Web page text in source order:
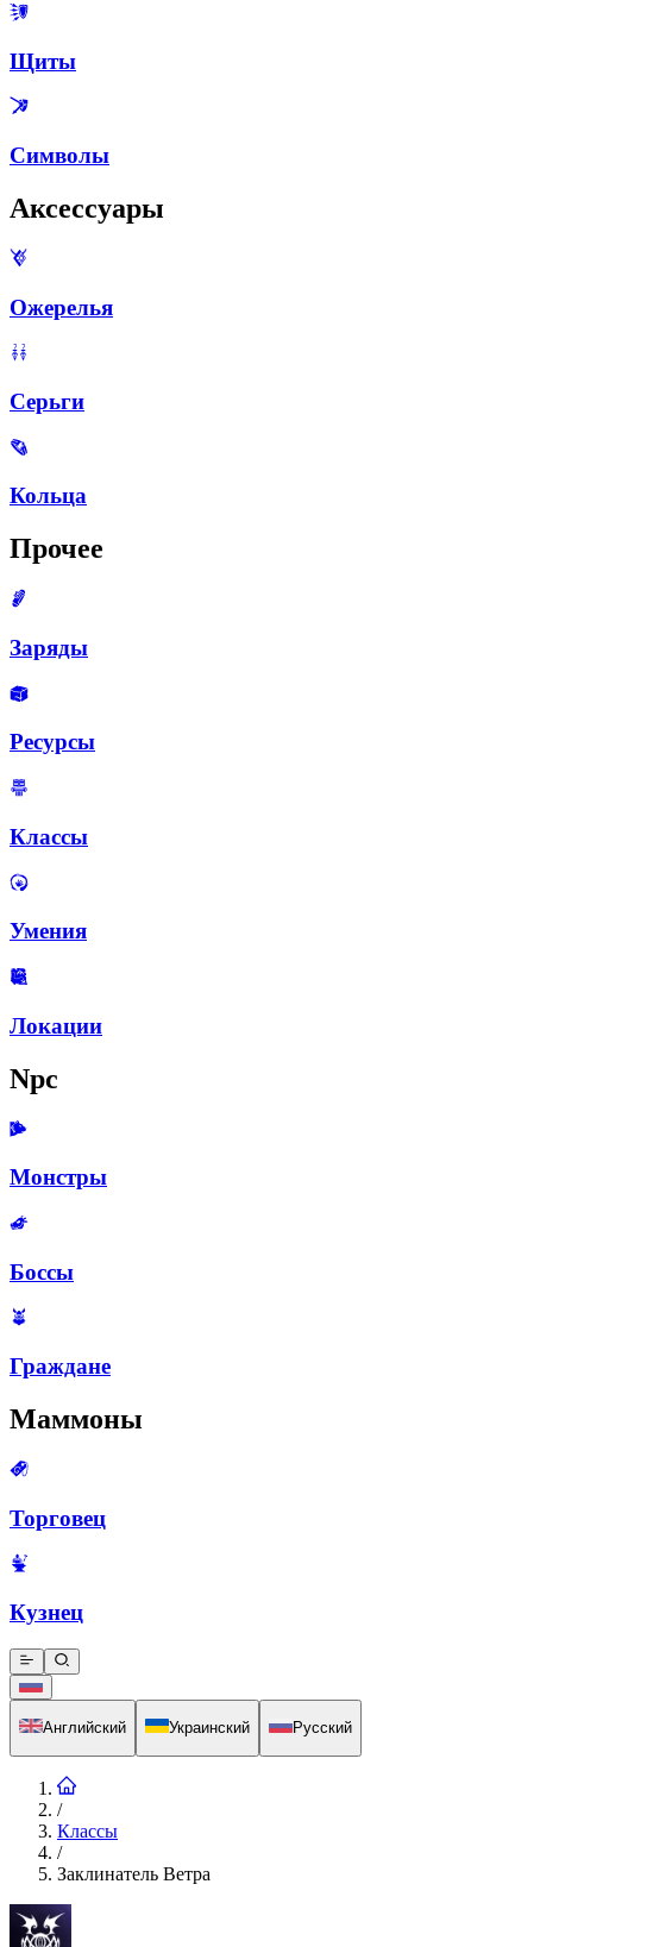
Щиты
Символы
Аксессуары
Ожерелья
Серьги
Кольца
Прочее
Заряды
Ресурсы
Классы
Умения
Локации
Npc
Монстры
Боссы
Граждане
Маммоны
Торговец
Кузнец
Английский Украинский Русский
/
Классы
/
Заклинатель Ветра